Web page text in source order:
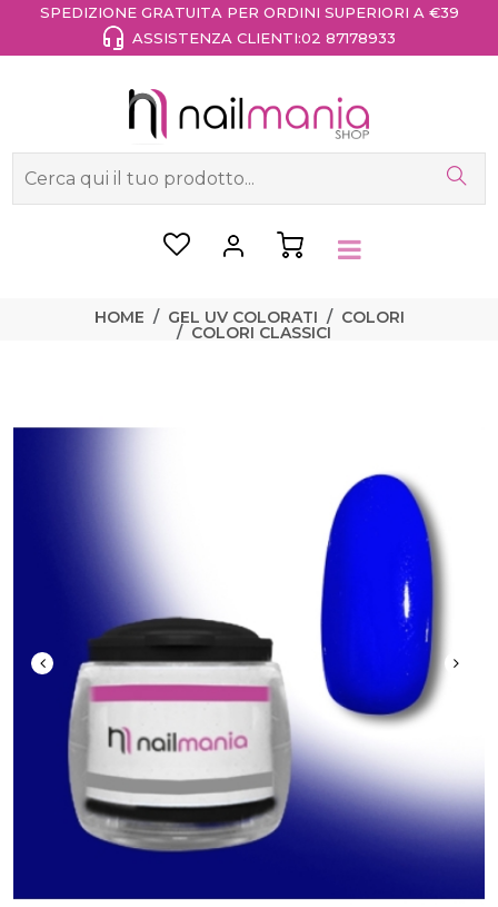
SPEDIZIONE GRATUITA PER ORDINI SUPERIORI A €39
ASSISTENZA CLIENTI:02 87178933
HOME GEL UV COLORATI COLORI
COLORI CLASSICI